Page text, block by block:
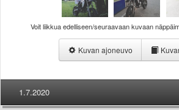
Paidat ja vaatteet
Suunnittele oma paita
Mainostus
Kevytversio
Voit liikkua edelliseen/seuraavaan kuvaan
Kuvan ajoneuvo
1.7.2020